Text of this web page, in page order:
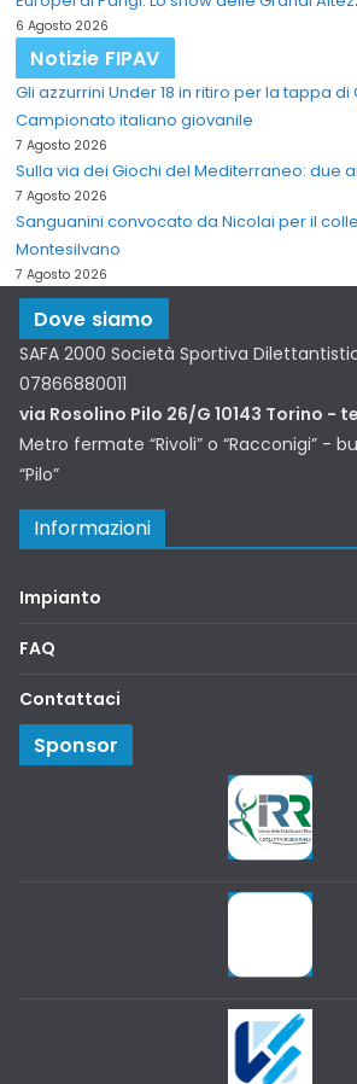
6 Agosto 2026
Notizie FIPAV
Gli azzurrini Under 18 in ritiro per la tappa
Campionato italiano giovanile
7 Agosto 2026
Sulla via dei Giochi del Mediterraneo: due
7 Agosto 2026
Sanguanini convocato da Nicolai per il
Montesilvano
7 Agosto 2026
Dove siamo
SAFA 2000 Società Sportiva
07866880011
via Rosolino Pilo 26/G 10143 Torino -
Metro fermate “Rivoli” o “Racconigi” -
“Pilo”
Informazioni
Impianto
FAQ
Contattaci
Sponsor